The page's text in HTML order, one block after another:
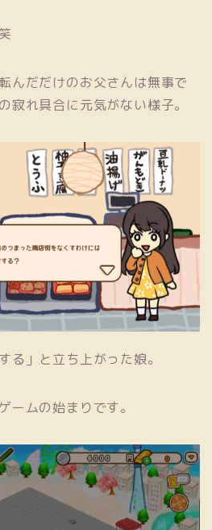
んだだけのお父さんは無事で
寂れ具合に元気がない様子。
る」と立ち上がった娘。
ームの始まりです。